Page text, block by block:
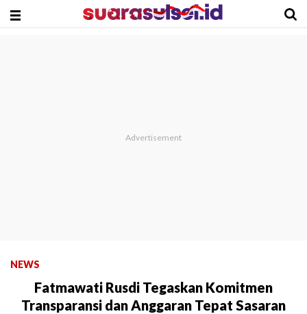
NEWS
Fatmawati Rusdi Tegaskan Komitmen
Transparansi dan Anggaran Tepat Sasaran